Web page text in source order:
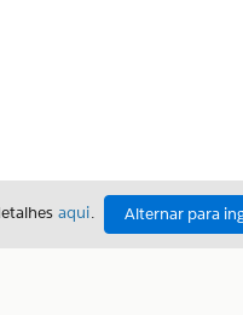
aqui. Alternar para